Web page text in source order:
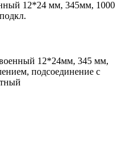
12*24мм, 345 мм,
подсоединение с